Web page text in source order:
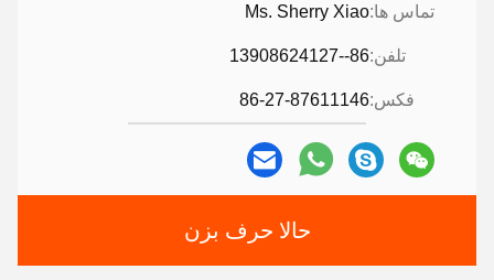
تماس ها:Ms. Sherry Xiao
تلفن:86--13908624127
فکس:86-27-87611146
حالا حرف بزن